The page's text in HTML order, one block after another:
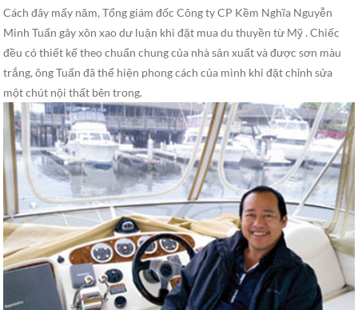
Cách đây mấy năm, Tổng giám đốc Công ty CP Kềm Nghĩa Nguyễn
Minh Tuấn gây xôn xao dư luận khi đặt mua du thuyền từ Mỹ . Chiếc
đều có thiết kế theo chuẩn chung của nhà sản xuất và được sơn màu
trắng, ông Tuấn đã thể hiện phong cách của mình khi đặt chỉnh sửa
một chút nội thất bên trong.